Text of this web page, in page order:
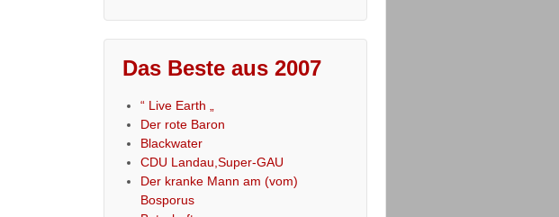
Das Beste aus 2007
“ Live Earth „
Der rote Baron
Blackwater
CDU Landau,Super-GAU
Der kranke Mann am (vom)
Bosporus